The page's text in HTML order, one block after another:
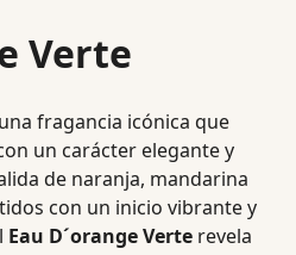
Verte
fragancia icónica que
un carácter elegante y
de naranja, mandarina
con un inicio vibrante y
Eau D´orange Verte revela